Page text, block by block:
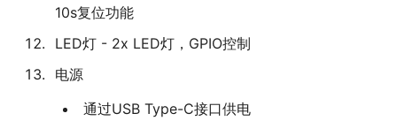
10s复位功能
LED灯 - 2x LED灯，GPIO控制
电源
通过USB Type-C接口供电